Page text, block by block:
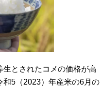
とされたコメの価格が高
和5（2023）年産米の6月の